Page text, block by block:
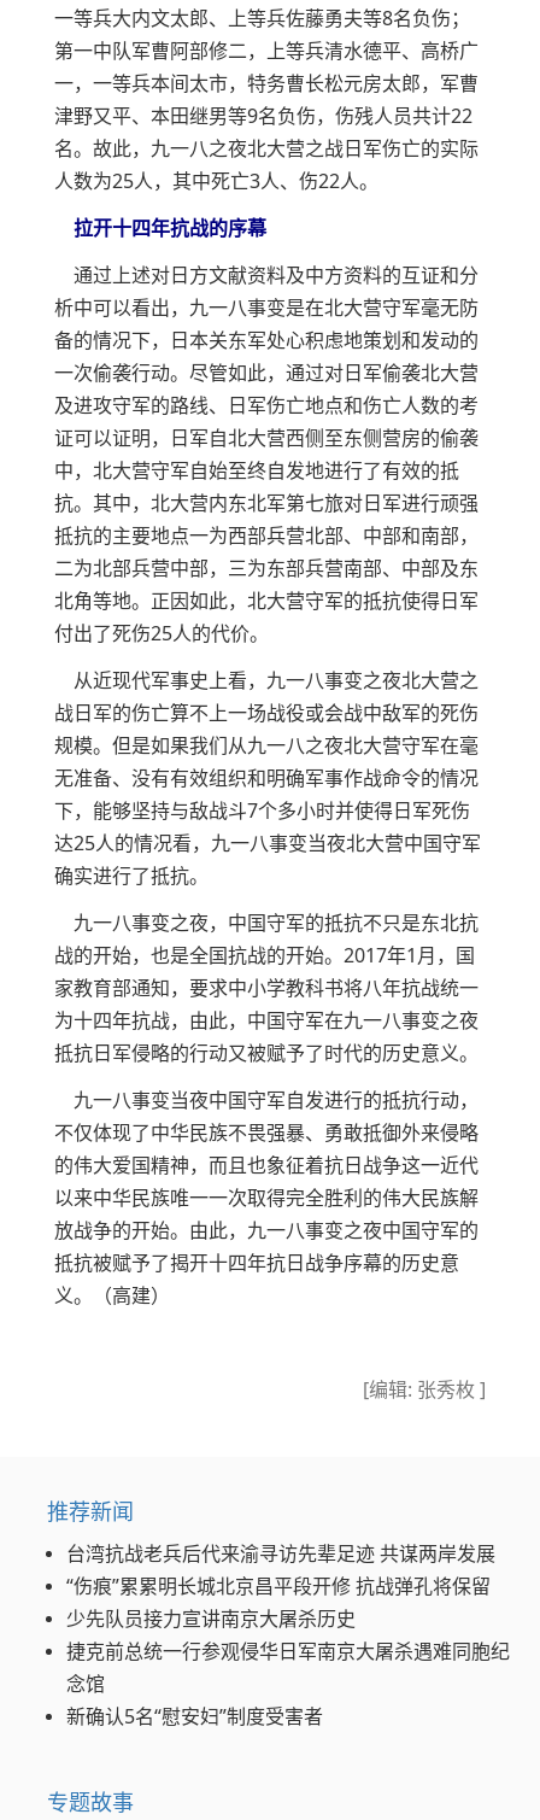
一等兵大内文太郎、上等兵佐藤勇夫等8名负伤；
第一中队军曹阿部修二，上等兵清水德平、高桥广
一，一等兵本间太市，特务曹长松元房太郎，军曹
津野又平、本田继男等9名负伤，伤残人员共计22
名。故此，九一八之夜北大营之战日军伤亡的实际
人数为25人，其中死亡3人、伤22人。
拉开十四年抗战的序幕
通过上述对日方文献资料及中方资料的互证和分
析中可以看出，九一八事变是在北大营守军毫无防
备的情况下，日本关东军处心积虑地策划和发动的
一次偷袭行动。尽管如此，通过对日军偷袭北大营
及进攻守军的路线、日军伤亡地点和伤亡人数的考
证可以证明，日军自北大营西侧至东侧营房的偷袭
中，北大营守军自始至终自发地进行了有效的抵
抗。其中，北大营内东北军第七旅对日军进行顽强
抵抗的主要地点一为西部兵营北部、中部和南部，
二为北部兵营中部，三为东部兵营南部、中部及东
北角等地。正因如此，北大营守军的抵抗使得日军
付出了死伤25人的代价。
从近现代军事史上看，九一八事变之夜北大营之
战日军的伤亡算不上一场战役或会战中敌军的死伤
规模。但是如果我们从九一八之夜北大营守军在毫
无准备、没有有效组织和明确军事作战命令的情况
下，能够坚持与敌战斗7个多小时并使得日军死伤
达25人的情况看，九一八事变当夜北大营中国守军
确实进行了抵抗。
九一八事变之夜，中国守军的抵抗不只是东北抗
战的开始，也是全国抗战的开始。2017年1月，国
家教育部通知，要求中小学教科书将八年抗战统一
为十四年抗战，由此，中国守军在九一八事变之夜
抵抗日军侵略的行动又被赋予了时代的历史意义。
九一八事变当夜中国守军自发进行的抵抗行动，
不仅体现了中华民族不畏强暴、勇敢抵御外来侵略
的伟大爱国精神，而且也象征着抗日战争这一近代
以来中华民族唯一一次取得完全胜利的伟大民族解
放战争的开始。由此，九一八事变之夜中国守军的
抵抗被赋予了揭开十四年抗日战争序幕的历史意
义。（高建）
[编辑: 张秀枚 ]
推荐新闻
台湾抗战老兵后代来渝寻访先辈足迹 共谋两岸发展
“伤痕”累累明长城北京昌平段开修 抗战弹孔将保留
少先队员接力宣讲南京大屠杀历史
捷克前总统一行参观侵华日军南京大屠杀遇难同胞纪
念馆
新确认5名“慰安妇”制度受害者
专题故事